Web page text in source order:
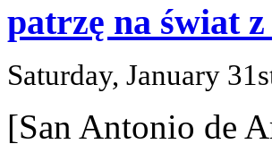
patrzę na świat
Saturday, January
[San Antonio de